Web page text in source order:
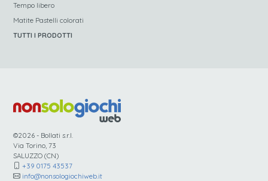
Tempo libero
Matite Pastelli colorati
TUTTI I PRODOTTI
©2026 - Bollati s.r.l.
Via Torino, 73
SALUZZO (CN)
+39 0175 43537
info@nonsologiochiweb.it